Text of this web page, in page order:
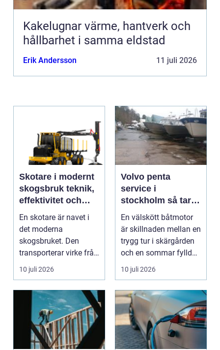
Kakelugnar värme, hantverk och
hållbarhet i samma eldstad
Erik Andersson 11 juli 2026
Skotare i modernt
skogsbruk teknik,
effektivitet och
hållbarhet
En skotare är navet i
det moderna
skogsbruket. Den
transporterar virke från
avverkningsplatsen till
10 juli 2026
Volvo penta
service i
stockholm så tar
du hand om din
båtmotor på rätt
sätt
En välskött båtmotor
är skillnaden mellan en
trygg tur i skärgården
och en sommar fylld
av ofrivilli...
10 juli 2026